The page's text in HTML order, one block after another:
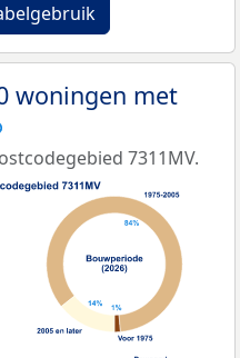
woningen met
7311MV.